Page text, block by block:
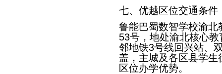
七、优越区位交通条
鲁能巴蜀数智学校渝
53号，地处渝北核心
邻地铁3号线回兴站、
盖，主城及各区县学
区位办学优势。